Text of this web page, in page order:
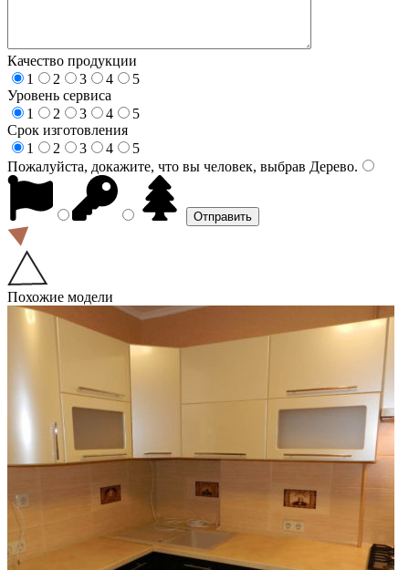
Качество продукции
1
2 3 4
5
Уровень сервиса
1
2 3 4
5
Срок изготовления
1
2 3 4
5
Пожалуйста, докажите, что вы человек, выбрав Дерево.
Похожие модели